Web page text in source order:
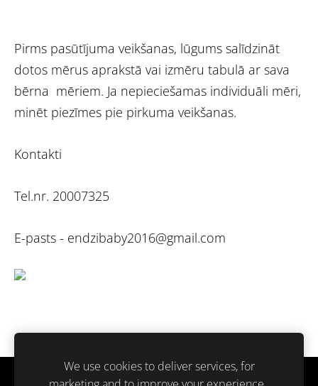
Pirms pasūtījuma veikšanas, lūgums salīdzināt
dotos mērus aprakstā vai izmēru tabulā ar sava
bērna mēriem. Ja nepieciešamas individuāli mēri,
minēt piezīmes pie pirkuma veikšanas.
Kontakti
Tel.nr. 20007325
E-pasts - endzibaby2016@gmail.com
We use cookies to deliver services, for